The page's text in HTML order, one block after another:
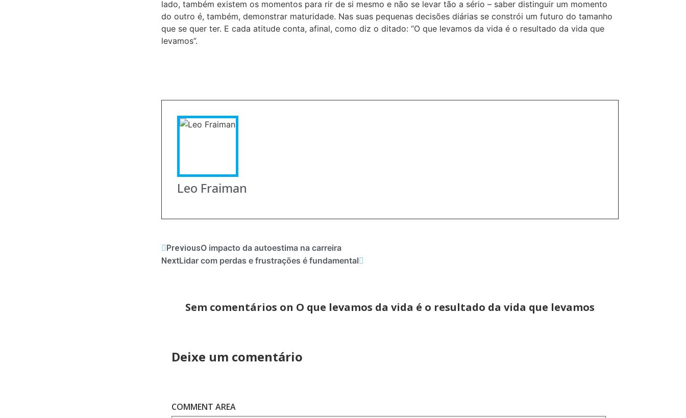
lado, também existem os momentos para rir de si mesmo e não se levar tão a sério – saber distinguir um momento
do outro é, também, demonstrar maturidade. Nas suas pequenas decisões diárias se constrói um futuro do tamanho
que se quer ter. E cada atitude conta, afinal, como diz o ditado: “O que levamos da vida é o resultado da vida que
levamos”.
Leo Fraiman
PreviousO impacto da autoestima na carreira
NextLidar com perdas e frustrações é fundamental
Sem comentários on O que levamos da vida é o resultado da vida que levamos
Deixe um comentário
COMMENT AREA